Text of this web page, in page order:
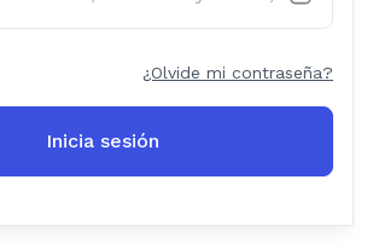
¿Olvide mi contraseña?